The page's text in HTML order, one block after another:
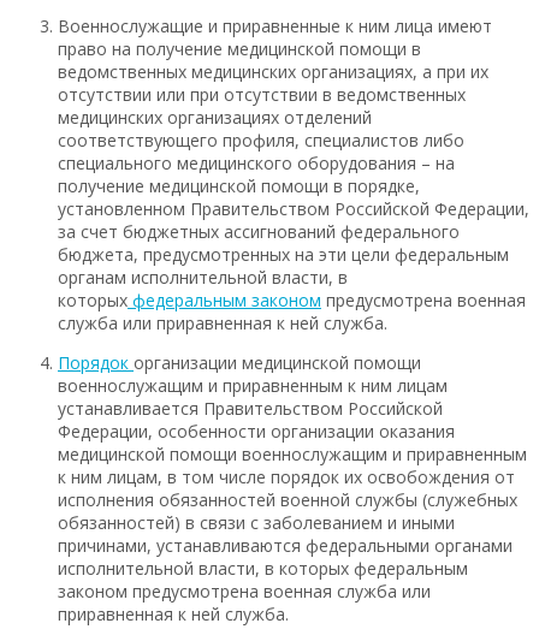
Военнослужащие и приравненные к ним лица имеют
право на получение медицинской помощи в
ведомственных медицинских организациях, а при их
отсутствии или при отсутствии в ведомственных
медицинских организациях отделений
соответствующего профиля, специалистов либо
специального медицинского оборудования – на
получение медицинской помощи в порядке,
установленном Правительством Российской Федерации,
за счет бюджетных ассигнований федерального
бюджета, предусмотренных на эти цели федеральным
органам исполнительной власти, в
которых федеральным законом предусмотрена военная
служба или приравненная к ней служба.
Порядок организации медицинской помощи
военнослужащим и приравненным к ним лицам
устанавливается Правительством Российской
Федерации, особенности организации оказания
медицинской помощи военнослужащим и приравненным
к ним лицам, в том числе порядок их освобождения от
исполнения обязанностей военной службы (служебных
обязанностей) в связи с заболеванием и иными
причинами, устанавливаются федеральными органами
исполнительной власти, в которых федеральным
законом предусмотрена военная служба или
приравненная к ней служба.